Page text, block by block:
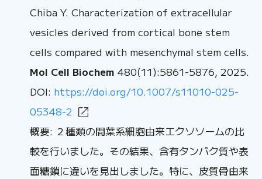
Chiba Y. Characterization of extracellular
vesicles derived from cortical bone stem
cells compared with mesenchymal stem cells.
Mol Cell Biochem 480(11):5861-5876, 2025.
DOI: https://doi.org/10.1007/s11010-025-
05348-2
概要: ２種類の間葉系細胞由来エクソソームの比
較を行いました。その結果、含有タンパク質や表
面糖鎖に違いを見出しました。特に、皮質骨由来